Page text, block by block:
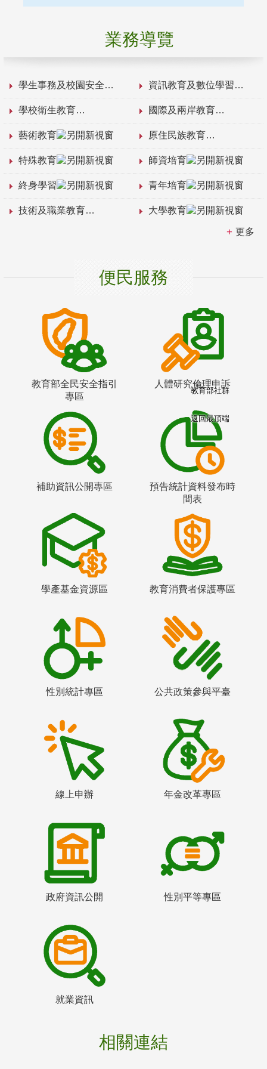
業務導覽
學生事務及校園安全 資訊教育及數位學習
學校衛生教育 國際及兩岸教育
藝術教育 原住民族教育
特殊教育 師資培育
終身學習 青年培育
技術及職業教育 大學教育
更多
便民服務
教育部全民安全指引
專區
人體研究倫理申訴
補助資訊公開專區
預告統計資料發布時
間表
學產基金資源區 教育消費者保護專區
性別統計專區 公共政策參與平臺
線上申辦 年金改革專區
政府資訊公開 性別平等專區
就業資訊
相關連結
教育部社群
返回最頂端